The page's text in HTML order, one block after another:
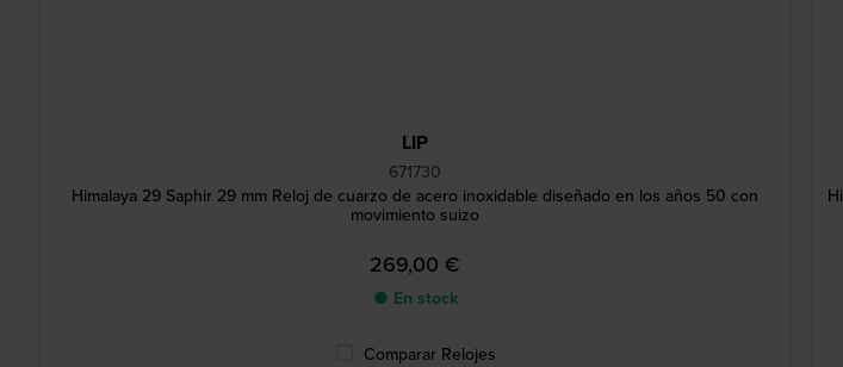
LIP
671730
Himalaya 29 Saphir 29 mm Reloj de cuarzo de acero inoxidable diseñado en los años 50 con
movimiento suizo
269,00 €
● En stock
Comparar Relojes